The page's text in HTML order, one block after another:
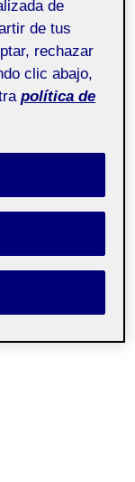
de
de tus
rechazar
clic abajo,
política de